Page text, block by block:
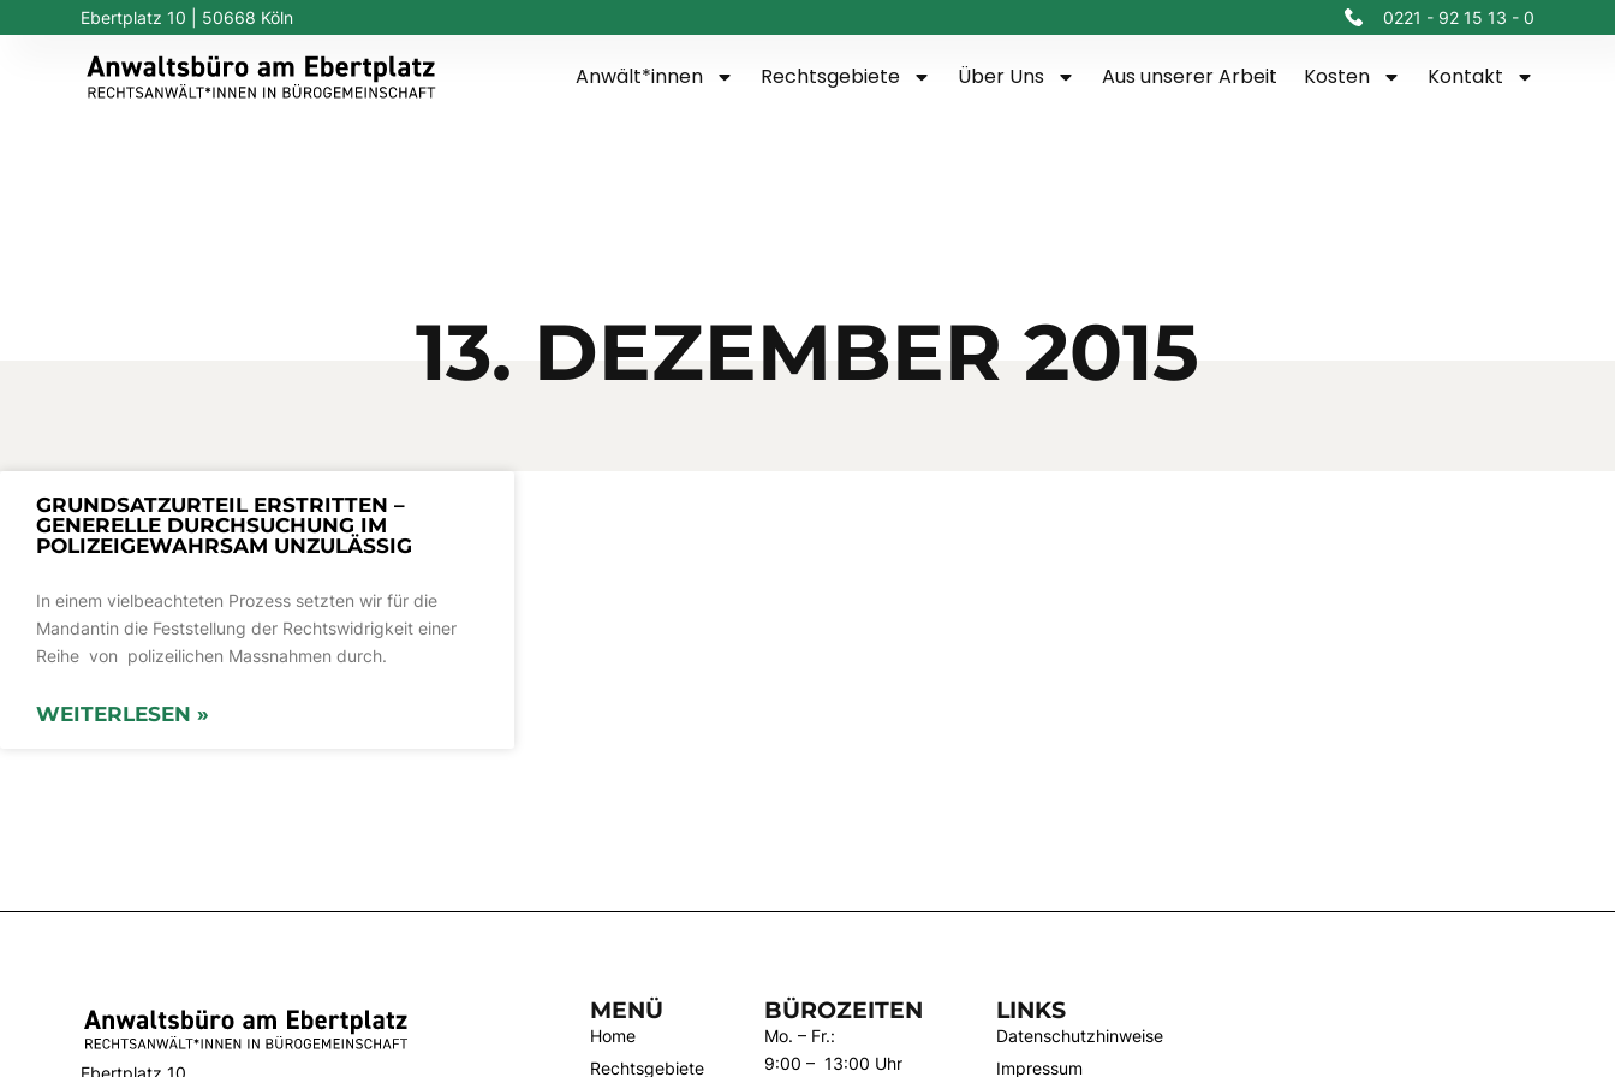
Ebertplatz 10 | 50668 Köln 0221 - 92 15 13 - 0
Anwält*innen Rechtsgebiete Über Uns Aus unserer Arbeit Kosten Kontakt
13. DEZEMBER 2015
GRUNDSATZURTEIL ERSTRITTEN –
GENERELLE DURCHSUCHUNG IM
POLIZEI­GEWAHRSAM UNZULÄSSIG
In einem vielbeachteten Prozess setzten wir für die
Mandantin die Feststellung der Rechtswidrigkeit einer
Reihe von polizeilichen Massnahmen durch.
WEITERLESEN »
MENÜ
Home
Rechtsgebiete
BÜROZEITEN
Mo. – Fr.:
9:00 – 13:00 Uhr
LINKS
Datenschutzhinweise
Impressum